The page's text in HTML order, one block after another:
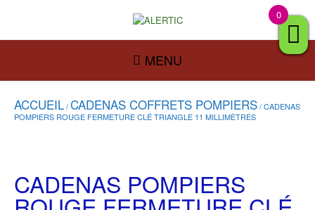
MENU
ACCUEIL/CADENAS COFFRETS POMPIERS/ CADENAS
POMPIERS ROUGE FERMETURE CLÉ TRIANGLE 11 MILLIMÈTRES
CADENAS POMPIERS
0